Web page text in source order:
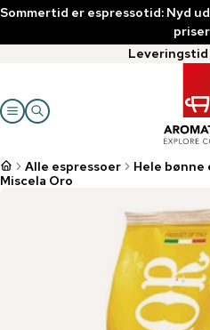
Sommertid er espressotid: Nyd
priser
Leveringstid
Alle espressoer Hele bønne
Miscela Oro